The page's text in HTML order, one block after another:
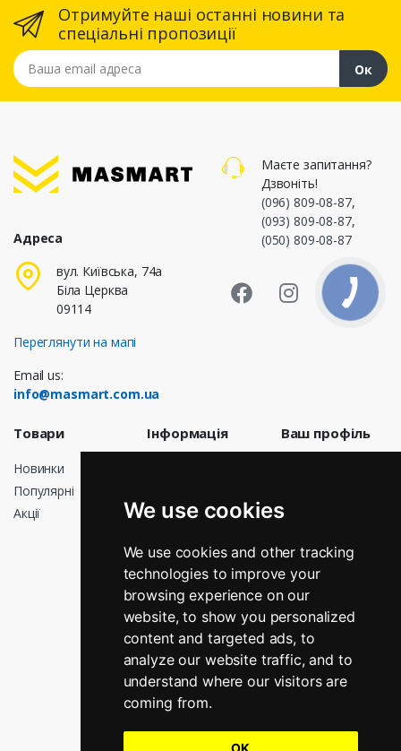
We use cookies
We use cookies and other tracking
technologies to improve your
browsing experience on our
website, to show you personalized
content and targeted ads, to
analyze our website traffic, and to
understand where our visitors are
coming from.
OK
Отримуйте наші останні новини та
спеціальні пропозиції
Ваша email адреса
Ок
Адреса
вул. Київська, 74а
Біла Церква
09114
Переглянути на мапі
Email us:
info@masmart.com.ua
Маєте запитання?
Дзвоніть!
(096) 809-08-87,
(093) 809-08-87,
(050) 809-08-87
MasmartMasmart
Товари
Новинки
Популярні
Акції
Інформація
публічної
Про нас
Оплата
Повернення і
обмін
Графік роботи
Зв’яжіться з
нами
Магазини
Ваш профіль
Кредитні
Адреси
Мої сповіщення